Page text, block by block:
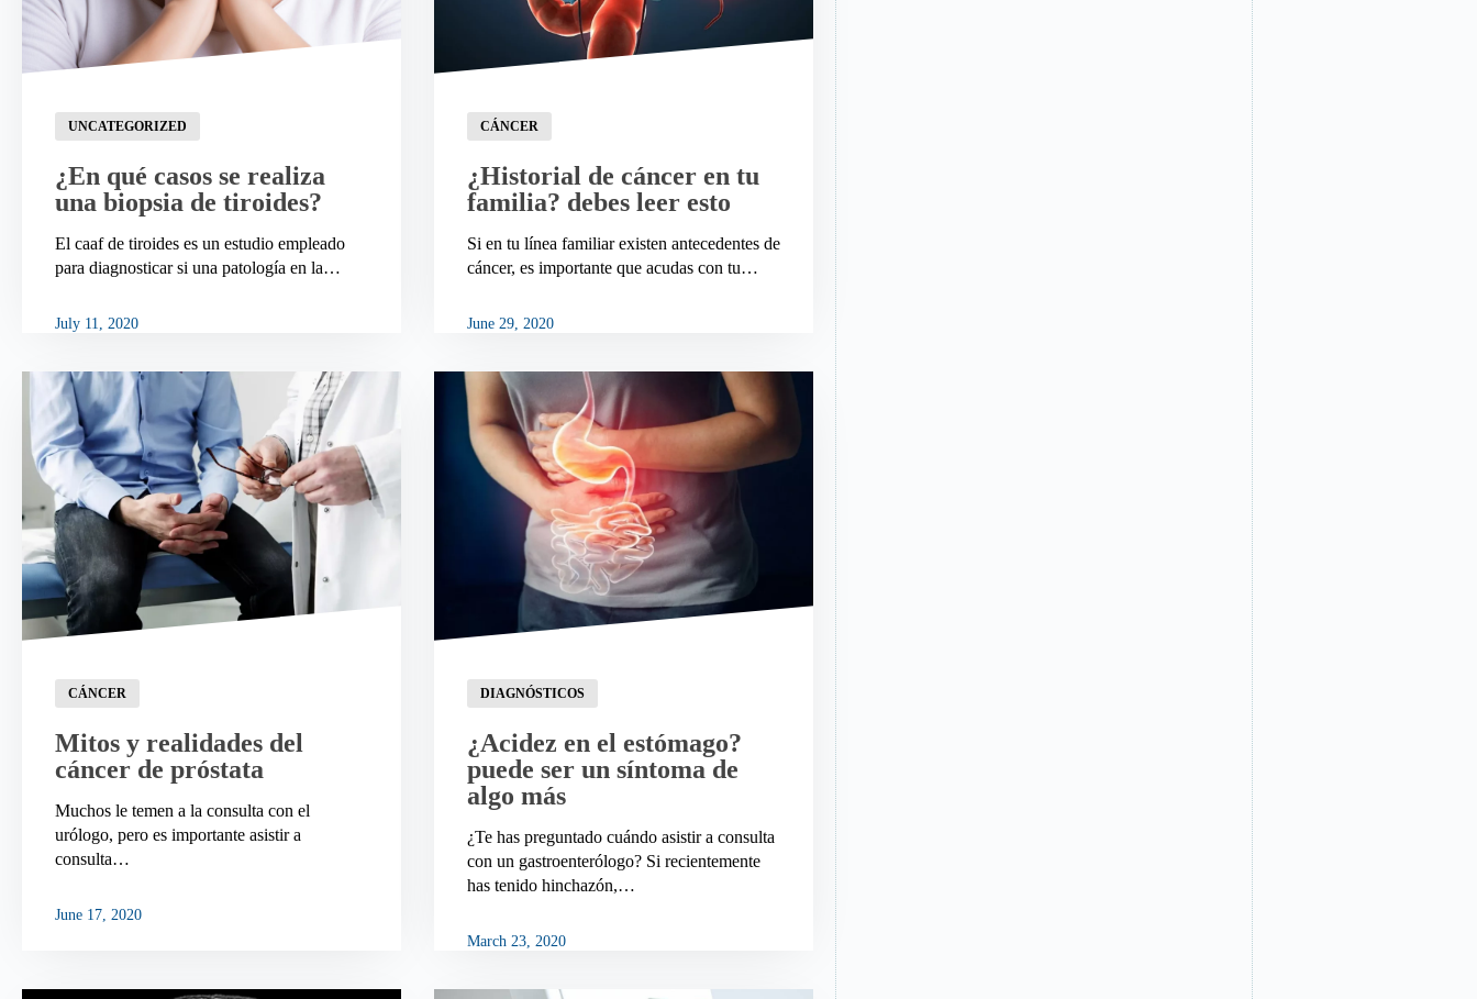
UNCATEGORIZED
¿En qué casos se realiza
una biopsia de tiroides?
El caaf de tiroides es un estudio empleado
para diagnosticar si una patología en la…
July 11, 2020
CÁNCER
¿Historial de cáncer en tu
familia? debes leer esto
Si en tu línea familiar existen antecedentes de
cáncer, es importante que acudas con tu…
June 29, 2020
CÁNCER
Mitos y realidades del
cáncer de próstata
Muchos le temen a la consulta con el
urólogo, pero es importante asistir a
consulta…
June 17, 2020
DIAGNÓSTICOS
¿Acidez en el estómago?
puede ser un síntoma de
algo más
¿Te has preguntado cuándo asistir a consulta
con un gastroenterólogo? Si recientemente
has tenido hinchazón,…
March 23, 2020